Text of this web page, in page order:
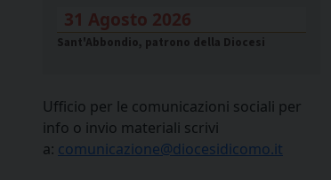
31 Agosto 2026
Sant'Abbondio, patrono della Diocesi
Ufficio per le comunicazioni sociali per
info o invio materiali scrivi
a: comunicazione@diocesidicomo.it